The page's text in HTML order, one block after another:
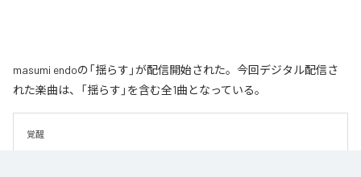
masumi endoの「揺らす」が配信開始された。今回デジタル配信さ
れた楽曲は、「揺らす」を含む全1曲となっている。
覚醒